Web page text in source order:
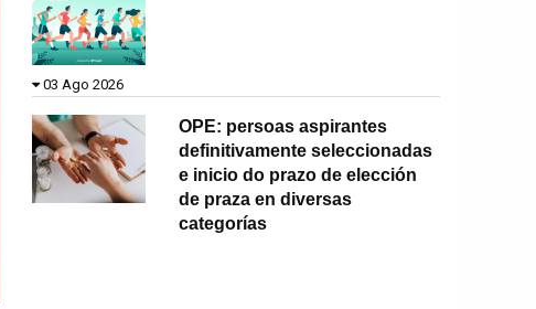
03 Ago 2026
OPE: persoas aspirantes
definitivamente seleccionadas
e inicio do prazo de elección
de praza en diversas
categorías